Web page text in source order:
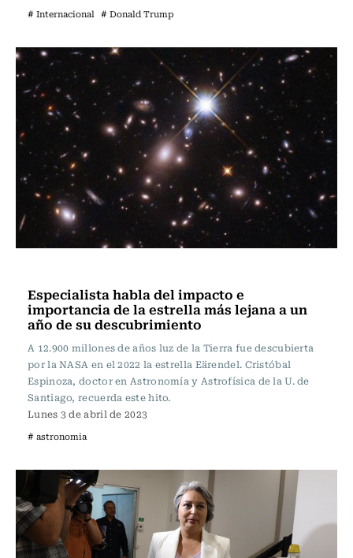
# Internacional # Donald Trump
Especialista habla del impacto e
importancia de la estrella más lejana a un
año de su descubrimiento
A 12.900 millones de años luz de la Tierra fue descubierta
por la NASA en el 2022 la estrella Eärendel. Cristóbal
Espinoza, doctor en Astronomía y Astrofísica de la U. de
Santiago, recuerda este hito.
Lunes 3 de abril de 2023
# astronomia